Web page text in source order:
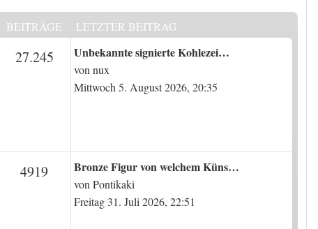
BEITRÄGE LETZTER BEITRAG
27.245Beiträge
Letzter Beitrag
Unbekannte signierte Kohlezei…
vonnux
Mittwoch 5. August 2026, 20:35
4919BeiträgeLetzter Beitrag
Bronze Figur von welchem Küns…
vonPontikaki
Freitag 31. Juli 2026, 22:51